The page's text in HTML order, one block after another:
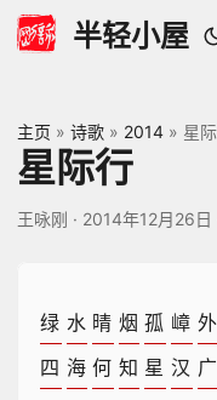
半轻小屋
主页 » 诗歌 » 2014 » 星
星际行
王咏刚 · 2014年12月26日
绿 水 晴 烟 孤 嶂 外
四 海 何 知 星 汉 广